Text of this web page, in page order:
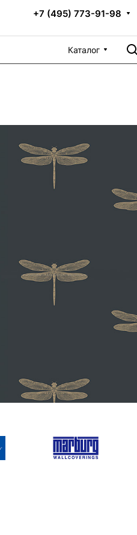
+7 (495) 773-91-98
Каталог